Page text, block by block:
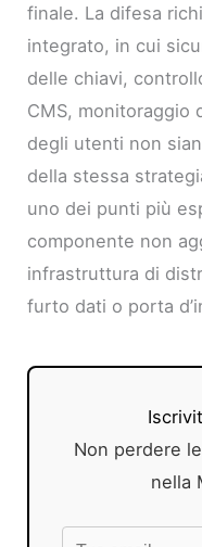
finale. La difesa
integrato, in cui
delle chiavi,
CMS, monitoraggio
degli utenti non
della stessa
uno dei punti più
componente non
infrastruttura di
furto dati o porta
Non perdere
nella